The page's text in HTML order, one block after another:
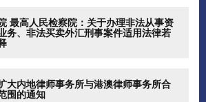
最高人民检察院：关于办理非法从事资
务、非法买卖外汇刑事案件适用法律若
大内地律师事务所与港澳律师事务所合
围的通知